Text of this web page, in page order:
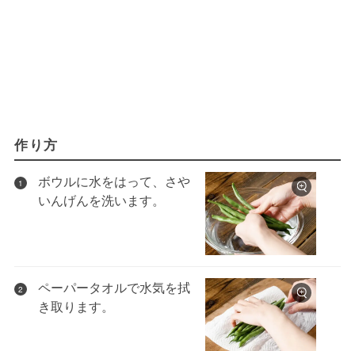
作り方
1
ボウルに水をはって、さや
いんげんを洗います。
2
ペーパータオルで水気を拭
き取ります。